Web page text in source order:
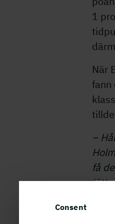
Consent
1
När
fann
–
få
vi